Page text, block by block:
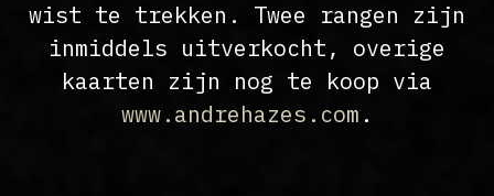
wist te trekken. Twee rangen zijn
inmiddels uitverkocht, overige
kaarten zijn nog te koop via
www.andrehazes.com .